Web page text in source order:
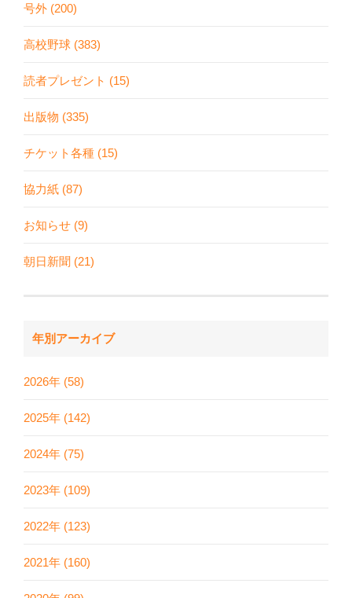
号外 (200)
高校野球 (383)
読者プレゼント (15)
出版物 (335)
チケット各種 (15)
協力紙 (87)
お知らせ (9)
朝日新聞 (21)
年別アーカイブ
2026年 (58)
2025年 (142)
2024年 (75)
2023年 (109)
2022年 (123)
2021年 (160)